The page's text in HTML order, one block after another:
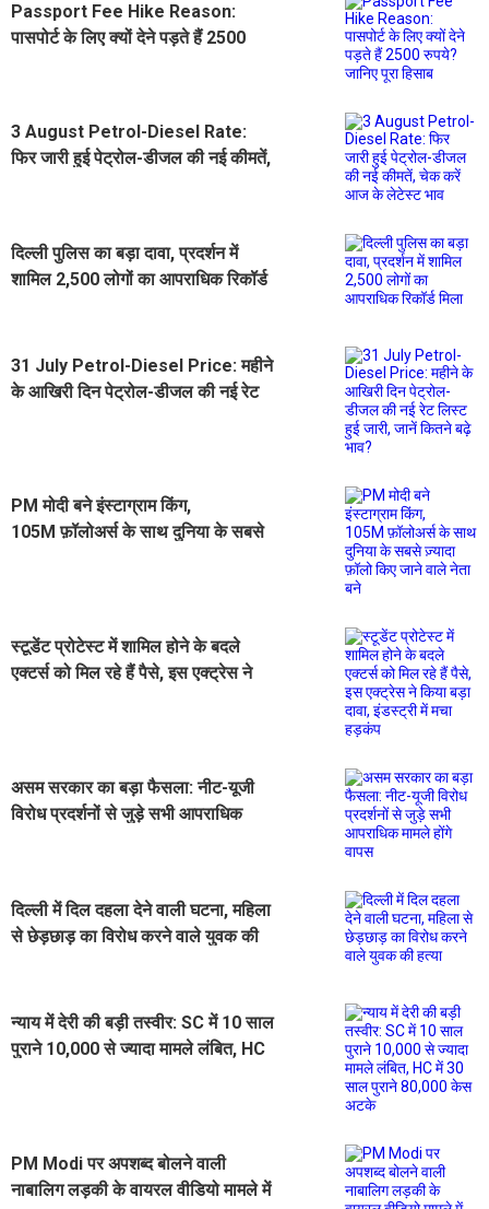
Passport Fee Hike Reason:
पासपोर्ट के लिए क्यों देने पड़ते हैं 2500
3 August Petrol-Diesel Rate:
फिर जारी हुई पेट्रोल-डीजल की नई कीमतें,
दिल्ली पुलिस का बड़ा दावा, प्रदर्शन में
शामिल 2,500 लोगों का आपराधिक रिकॉर्ड
31 July Petrol-Diesel Price: महीने
के आखिरी दिन पेट्रोल-डीजल की नई रेट
PM मोदी बने इंस्टाग्राम किंग,
105M फ़ॉलोअर्स के साथ दुनिया के सबसे
स्टूडेंट प्रोटेस्ट में शामिल होने के बदले
एक्टर्स को मिल रहे हैं पैसे, इस एक्ट्रेस ने
असम सरकार का बड़ा फैसला: नीट-यूजी
विरोध प्रदर्शनों से जुड़े सभी आपराधिक
दिल्ली में दिल दहला देने वाली घटना, महिला
से छेड़छाड़ का विरोध करने वाले युवक की
न्याय में देरी की बड़ी तस्वीर: SC में 10 साल
पुराने 10,000 से ज्यादा मामले लंबित, HC
PM Modi पर अपशब्द बोलने वाली
नाबालिग लड़की के वायरल वीडियो मामले में